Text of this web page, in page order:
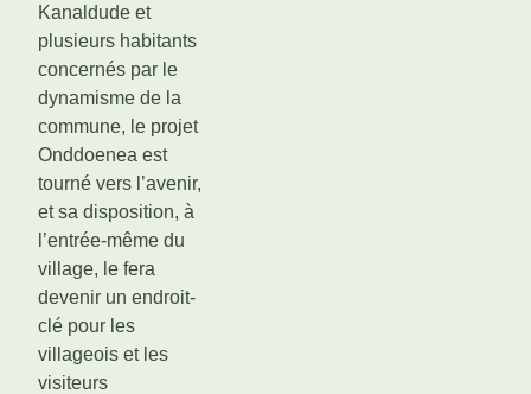
Kanaldude et
plusieurs habitants
concernés par le
dynamisme de la
commune, le projet
Onddoenea est
tourné vers l’avenir,
et sa disposition, à
l’entrée-même du
village, le fera
devenir un endroit-
clé pour les
villageois et les
visiteurs